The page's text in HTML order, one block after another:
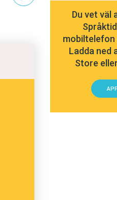
Du vet väl
Ladda ned
Store